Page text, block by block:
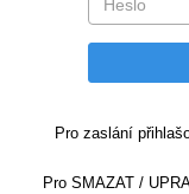
Pro zaslání
Pro SMAZAT /